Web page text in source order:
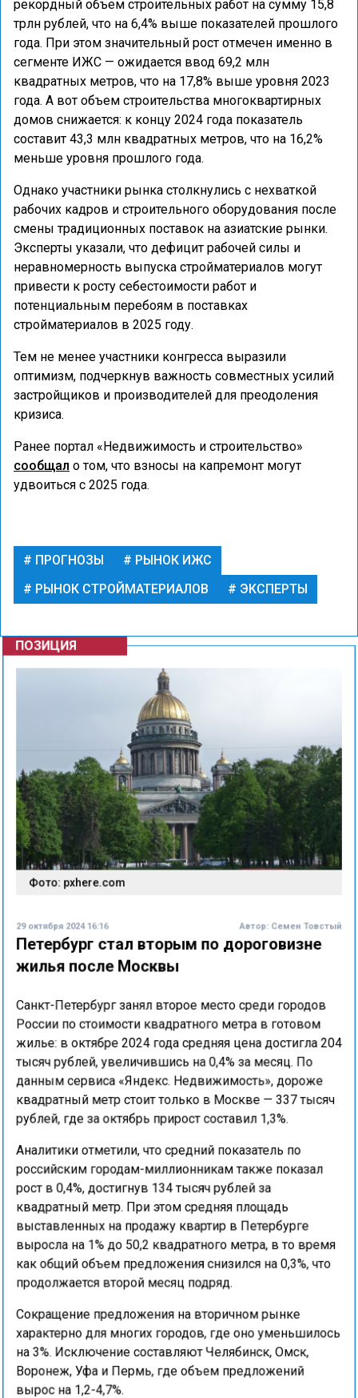
рекордный объем строительных работ на сумму 15,8
трлн рублей, что на 6,4% выше показателей прошлого
года. При этом значительный рост отмечен именно в
сегменте ИЖС — ожидается ввод 69,2 млн
квадратных метров, что на 17,8% выше уровня 2023
года. А вот объем строительства многоквартирных
домов снижается: к концу 2024 года показатель
составит 43,3 млн квадратных метров, что на 16,2%
меньше уровня прошлого года.
Однако участники рынка столкнулись с нехваткой
рабочих кадров и строительного оборудования после
смены традиционных поставок на азиатские рынки.
Эксперты указали, что дефицит рабочей силы и
неравномерность выпуска стройматериалов могут
привести к росту себестоимости работ и
потенциальным перебоям в поставках
стройматериалов в 2025 году.
Тем не менее участники конгресса выразили
оптимизм, подчеркнув важность совместных усилий
застройщиков и производителей для преодоления
кризиса.
Ранее портал «Недвижимость и строительство»
сообщал о том, что взносы на капремонт могут
удвоиться с 2025 года.
ПРОГНОЗЫ
РЫНОК ИЖС
РЫНОК СТРОЙМАТЕРИАЛОВ
ЭКСПЕРТЫ
ПОЗИЦИЯ
Фото: pxhere.com
29 октября 2024 16:16 Автор:Семен Товстый
Петербург стал вторым по дороговизне
жилья после Москвы
Санкт-Петербург занял второе место среди городов
России по стоимости квадратного метра в готовом
жилье: в октябре 2024 года средняя цена достигла 204
тысяч рублей, увеличившись на 0,4% за месяц. По
данным сервиса «Яндекс. Недвижимость», дороже
квадратный метр стоит только в Москве — 337 тысяч
рублей, где за октябрь прирост составил 1,3%.
Аналитики отметили, что средний показатель по
российским городам-миллионникам также показал
рост в 0,4%, достигнув 134 тысяч рублей за
квадратный метр. При этом средняя площадь
выставленных на продажу квартир в Петербурге
выросла на 1% до 50,2 квадратного метра, в то время
как общий объем предложения снизился на 0,3%, что
продолжается второй месяц подряд.
Сокращение предложения на вторичном рынке
характерно для многих городов, где оно уменьшилось
на 3%. Исключение составляют Челябинск, Омск,
Воронеж, Уфа и Пермь, где объем предложений
вырос на 1,2-4,7%.